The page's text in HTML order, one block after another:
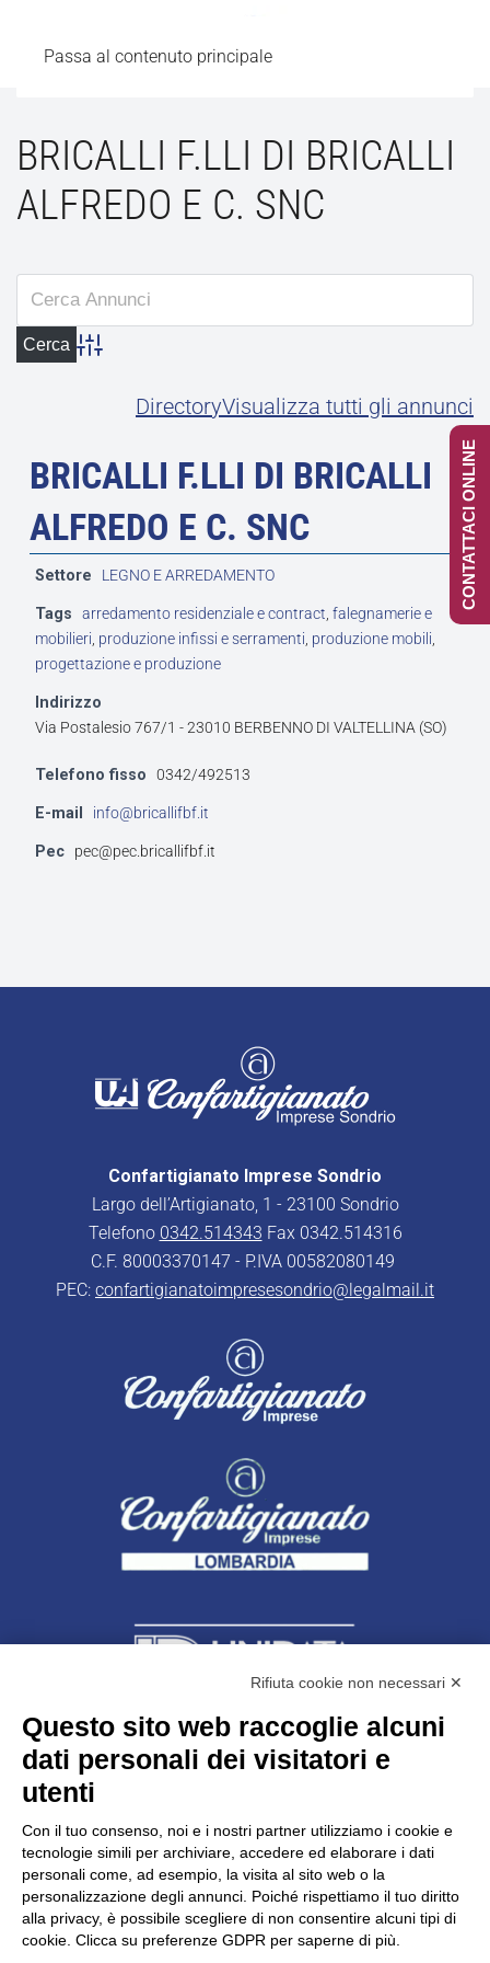
Passa al contenuto principale
BRICALLI F.LLI DI BRICALLI
ALFREDO E C. SNC
Advanced Search
DirectoryVisualizza tutti gli annunci
BRICALLI F.LLI DI BRICALLI
ALFREDO E C. SNC
Settore LEGNO E ARREDAMENTO
Tags arredamento residenziale e contract, falegnamerie e
mobilieri, produzione infissi e serramenti, produzione mobili,
progettazione e produzione
Indirizzo
Via Postalesio 767/1 - 23010 BERBENNO DI VALTELLINA (SO)
Telefono fisso 0342/492513
E-mail info@bricallifbf.it
Pec pec@pec.bricallifbf.it
Confartigianato Imprese Sondrio
Largo dell’Artigianato, 1 - 23100 Sondrio
Telefono 0342.514343 Fax 0342.514316
C.F. 80003370147 - P.IVA 00582080149
PEC: confartigianatoimpresesondrio@legalmail.it
Unidata s.r.lcon unico socio
Largo dell’Artigianato, 1 - 23100 Sondrio
C.F. 00481790145 - N.REA SO-36426
PEC: unidata.sondrio@legalmail.it
Cap. soc. euro 100.000,00 i.v.
CONTATTACI ONLINE
Rifiuta cookie non necessari ✕
Questo sito web raccoglie alcuni
dati personali dei visitatori e
utenti
Con il tuo consenso, noi e i nostri partner utilizziamo i cookie e
tecnologie simili per archiviare, accedere ed elaborare i dati
personali come, ad esempio, la visita al sito web o la
personalizzazione degli annunci. Poiché rispettiamo il tuo diritto
alla privacy, è possibile scegliere di non consentire alcuni tipi di
cookie. Clicca su preferenze GDPR per saperne di più.